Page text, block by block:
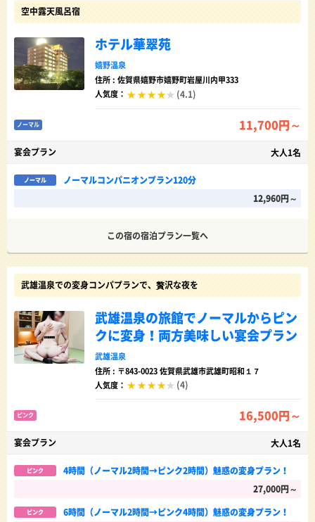
空中露天風呂宿
ホテル華翠苑
嬉野温泉
住所 : 佐賀県嬉野市嬉野町岩屋川内甲333
人気度：
(4.1)
ノーマル 11,700円～
宴会プラン 大人1名
ノーマル
ノーマルコンパニオンプラン120分
12,960円～
この宿の宿泊プラン一覧へ
武雄温泉での変身コンパプランで、贅沢な夜を
武雄温泉の旅館でノーマルからピン
クに変身！両方美味しい宴会プラン
武雄温泉
住所 : 〒843-0023 佐賀県武雄市武雄町昭和１７
人気度：
(4)
ピンク 16,500円～
宴会プラン 大人1名
ピンク
4時間（ノーマル2時間→ピンク2時間）魅惑の変身プラン！
27,000円～
ピンク
6時間（ノーマル2時間→ピンク4時間）魅惑の変身プラン！